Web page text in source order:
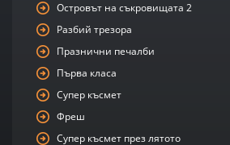
Островът на съкровищата 2
Разбий трезора
Празнични печалби
Първа класа
Супер късмет
Фреш
Супер късмет през лятото